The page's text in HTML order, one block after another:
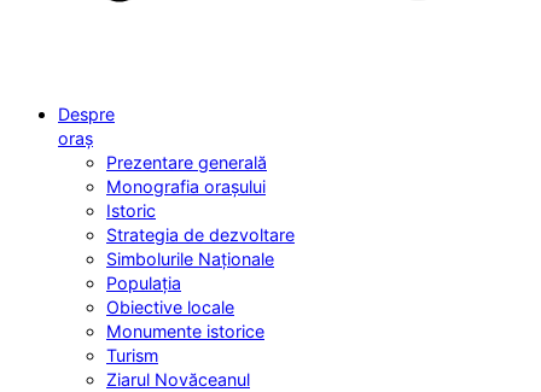
Despre
oraș
Prezentare generală
Monografia orașului
Istoric
Strategia de dezvoltare
Simbolurile Naționale
Populația
Obiective locale
Monumente istorice
Turism
Ziarul Novăceanul